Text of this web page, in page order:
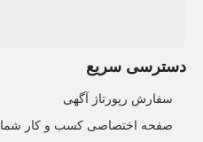
دسترسی سریع
سفارش رپورتاژ آگهی
صفحه اختصاصی کسب و کار شما